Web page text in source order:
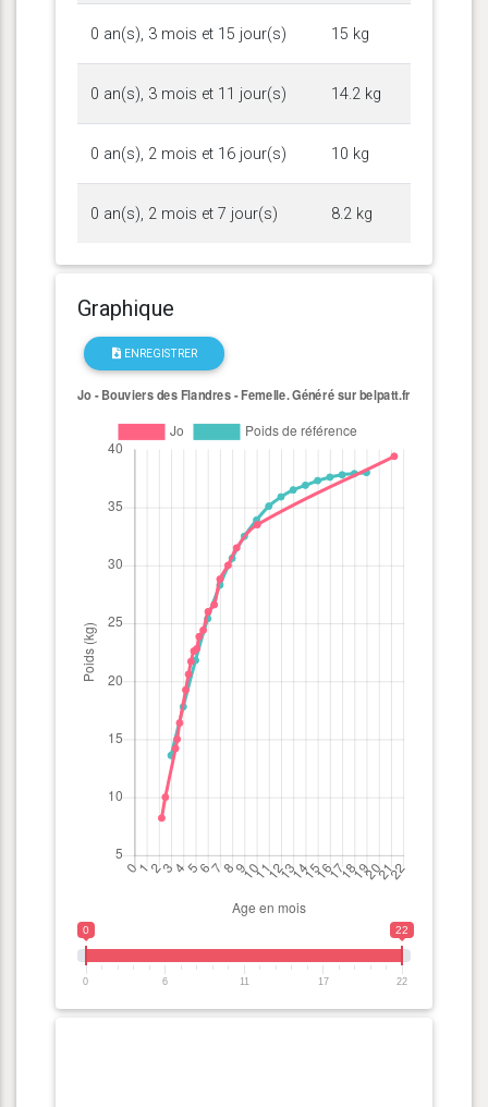
0 an(s), 3 mois et 15 jour(s) 15 kg
0 an(s), 3 mois et 11 jour(s) 14.2 kg
0 an(s), 2 mois et 16 jour(s) 10 kg
0 an(s), 2 mois et 7 jour(s) 8.2 kg
Graphique
ENREGISTRER
0 22
0 6 11 17 22